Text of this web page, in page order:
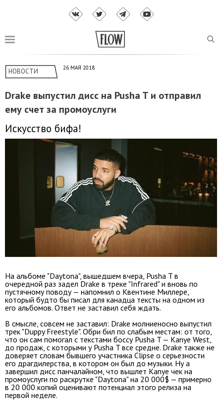
НОВОСТИ 26 МАЯ 2018
Drake выпустил дисс на Pusha T и отправил
ему счет за промоуслуги
Искусство бифа!
На альбоме "Daytona", вышедшем вчера, Pusha T в
очередной раз задел Drake в треке "Infrared" и вновь по
пустячному поводу — напомнил о Квентине Миллере,
который будто бы писал для канадца тексты на одном из
его альбомов. Ответ не заставил себя ждать.
В смысле, совсем не заставил: Drake молниеносно выпустил
трек "Duppy Freestyle". Обри бил по слабым местам: от того,
что он сам помогал с текстами боссу Pusha T — Kanye West,
до продаж, с которыми у Pusha T все средне. Drake также не
доверяет словам бывшего участника Clipse о серьезности
его драгдилерства, в котором он был до музыки. Ну а
завершил дисс панчалайном, что вышлет Kanye чек на
промоуслуги по раскрутке "Daytona" на 20 000$ — примерно
в 20 000 копий оценивают потенциал этого релиза на
первой неделе.